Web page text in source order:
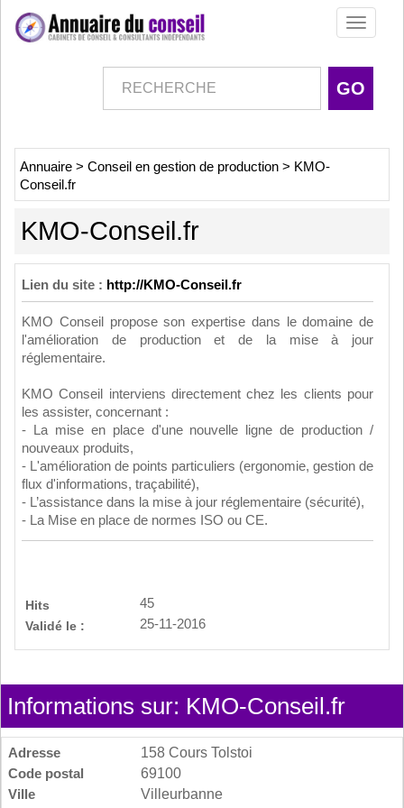
Toggle
Annuaire > Conseil en gestion de production > KMO-
Conseil.fr
KMO-Conseil.fr
Lien du site : http://KMO-Conseil.fr
KMO Conseil propose son expertise dans le domaine de
l'amélioration de production et de la mise à jour
réglementaire.
KMO Conseil interviens directement chez les clients pour
les assister, concernant :
- La mise en place d'une nouvelle ligne de production /
nouveaux produits,
- L'amélioration de points particuliers (ergonomie, gestion de
flux d'informations, traçabilité),
- L’assistance dans la mise à jour réglementaire (sécurité),
- La Mise en place de normes ISO ou CE.
Hits
45
Validé le :
25-11-2016
Informations sur: KMO-Conseil.fr
Adresse
158 Cours Tolstoi
Code postal
69100
Ville
Villeurbanne